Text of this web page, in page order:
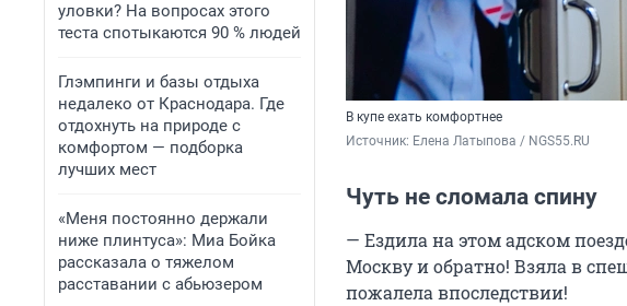
уловки? На вопросах этого
теста спотыкаются 90 % людей
Глэмпинги и базы отдыха
недалеко от Краснодара. Где
отдохнуть на природе с
комфортом — подборка
лучших мест
«Меня постоянно держали
ниже плинтуса»: Миа Бойка
рассказала о тяжелом
расставании с абьюзером
В купе ехать комфортнее
Источник: Елена Латыпова / NGS55.RU
Чуть не сломала спину
— Ездила на этом адском
Москву и обратно! Взяла в
пожалела впоследствии!